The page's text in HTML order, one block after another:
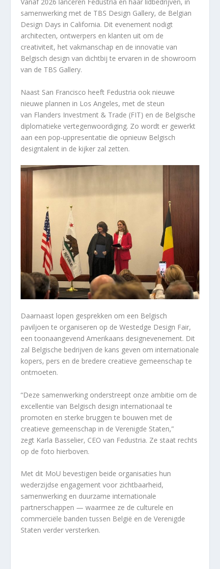
samenwerking met de TBS Design Gallery, de Belgian
Design Days in California. Dit evenement nodigt
architecten, ontwerpers en klanten uit om de
creativiteit, het vakmanschap en de innovatie van
Belgisch design van dichtbij te ervaren in de showroom
van de TBS Gallery.
Naast San Francisco heeft Fedustria ook nieuwe
nieuwe plannen in Los Angeles, met de steun
van Flanders Investment & Trade (FIT) en de Belgische
diplomatieke vertegenwoordiging. Zo wordt er gewerkt
aan een pop-uppresentatie die opnieuw Belgisch
designtalent in de kijker zal zetten.
Daarnaast lopen gesprekken om een Belgisch
paviljoen te organiseren op deWestedge Design Fair,
een toonaangevend Amerikaans designevenement. Dit
zal Belgische bedrijven de kans geven om internationale
kopers, pers en de bredere creatieve gemeenschap te
ontmoeten.
“Deze samenwerking onderstreept onze ambitie om de
excellentie van Belgisch design internationaal te
promoten en sterke bruggen te bouwen met de
creatieve gemeenschap in de Verenigde Staten,”
zegt Karla Basselier, CEO van Fedustria. Ze staat rechts
op de foto hierboven.
Met dit MoU bevestigen beide organisaties hun
wederzijdse engagement voor zichtbaarheid,
samenwerking en duurzame internationale
partnerschappen — waarmee ze de culturele en
commerciële banden tussen België en de Verenigde
Staten verder versterken.